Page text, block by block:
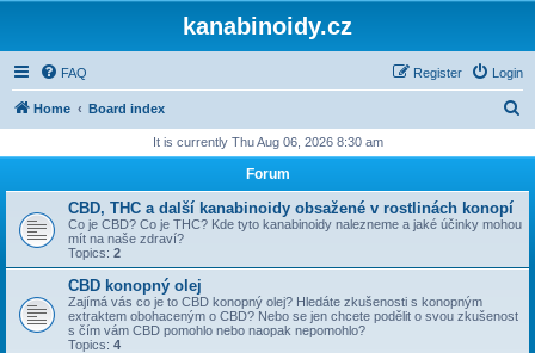
kanabinoidy.cz
FAQ Login
Register
Home Board index
r
It is currently Thu Aug 06, 2026 8:30 am
Forum
CBD, THC a další kanabinoidy obsažené v rostlinách konopí
Co je CBD? Co je THC? Kde tyto kanabinoidy nalezneme a jaké účinky mohou
mít na naše zdraví?
Topics: 2
CBD konopný olej
Zajímá vás co je to CBD konopný olej? Hledáte zkušenosti s konopným
extraktem obohaceným o CBD? Nebo se jen chcete podělit o svou zkušenost
s čím vám CBD pomohlo nebo naopak nepomohlo?
Topics: 4